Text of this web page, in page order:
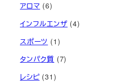
アロマ (6)
インフルエンザ (4)
スポーツ (1)
タンパク質 (7)
レシピ(31)